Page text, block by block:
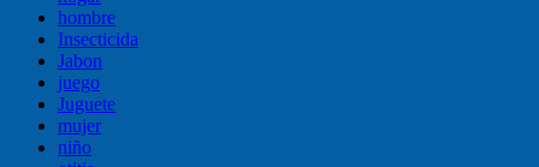
hombre
Insecticida
Jabon
juego
Juguete
mujer
niño